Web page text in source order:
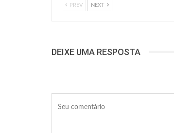
PREV NEXT
DEIXE UMA RESPOSTA